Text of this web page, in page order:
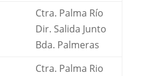
Ctra. Palma Río
Dir. Salida Junto
Bda. Palmeras
Ctra. Palma Rio